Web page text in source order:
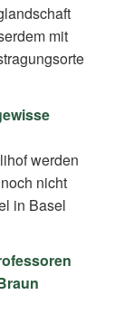
mit
werden
nicht
in Basel